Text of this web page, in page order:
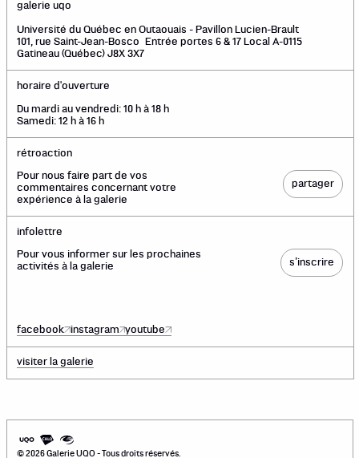
galerie uqo
Université du Québec en Outaouais - Pavillon Lucien-Brault
101, rue Saint-Jean-Bosco Entrée portes 6 & 17 Local A-0115
Gatineau (Québec) J8X 3X7
horaire d'ouverture
Du mardi au vendredi: 10 h à 18 h
Samedi: 12 h à 16 h
rétroaction
Pour nous faire part de vos
commentaires concernant votre
expérience à la galerie
partager
infolettre
Pour vous informer sur les prochaines
activités à la galerie
s’inscrire
facebook instagram youtube
visiter la galerie
© 2026 Galerie UQO - Tous droits réservés.